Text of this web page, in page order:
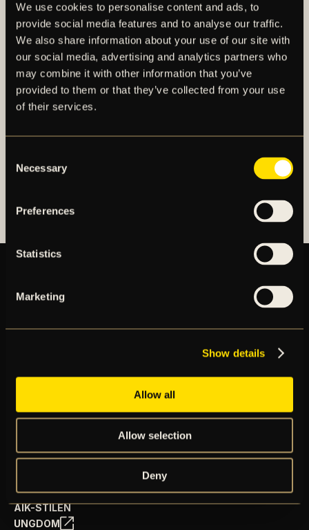
We use cookies to personalise content and ads, to
provide social media features and to analyse our traffic.
We also share information about your use of our site with
our social media, advertising and analytics partners who
may combine it with other information that you’ve
provided to them or that they’ve collected from your use
of their services.
Selection
Necessary
Preferences
Statistics
Marketing
Show details
Allow all
Allow selection
Deny
AIK – SEDAN 1891
AIK Fotboll AB bedriver AIK Fotbollsförenings
elitfotbollsverksamhet genom ett herrlag och ett
damlag. Herrlaget spelar i Allsvenskan och damlaget
spelar i OBOS Damallsvenskan. AIK Fotboll AB är
OM AIK FOTBOLL AB
BILJETTER
NYHETER
PRENUMERERA PÅ NYHETSBREV
AIK SHOP
AIK FOTBOLL VISION
AIK-STILEN
UNGDOM